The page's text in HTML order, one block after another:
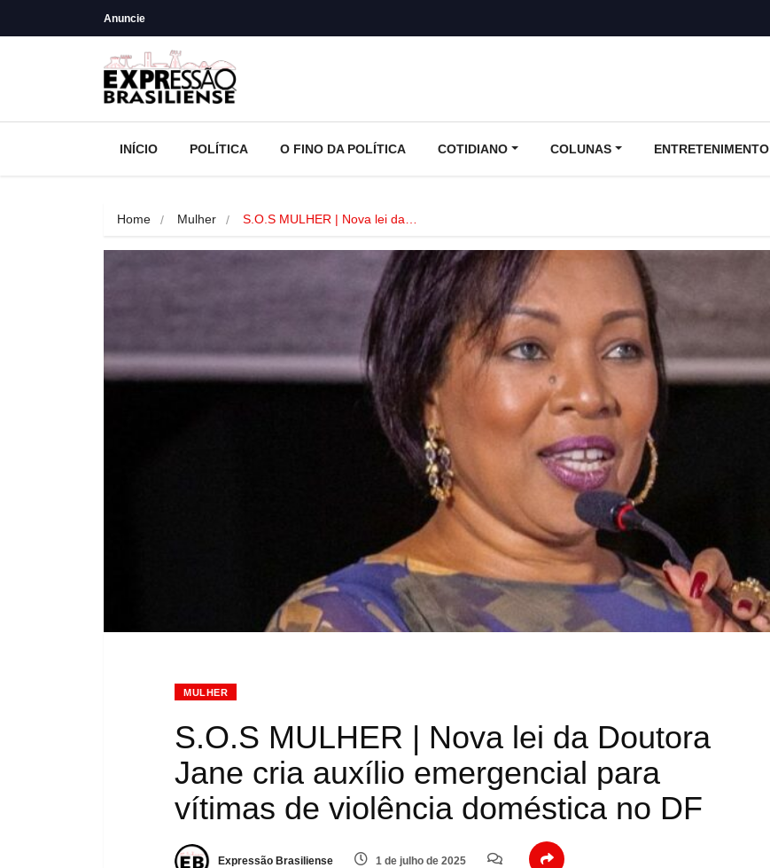
Anuncie
INÍCIO POLÍTICA O FINO DA POLÍTICA COTIDIANO COLUNAS ENTRETENIMENTO
Home Mulher S.O.S MULHER | Nova lei da…
MULHER
S.O.S MULHER | Nova lei da Doutora
Jane cria auxílio emergencial para
vítimas de violência doméstica no DF
Expressão Brasiliense 1 de julho de 2025